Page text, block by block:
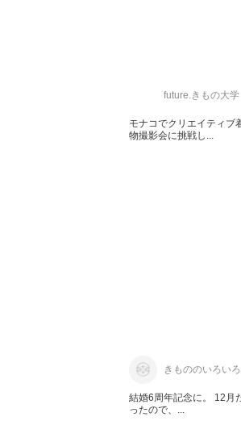
future.きもの大
モナコでクリエイティブ
物撮影会に挑戦し...
きもののいろい
結婚6周年記念に。 12月
ったので、...